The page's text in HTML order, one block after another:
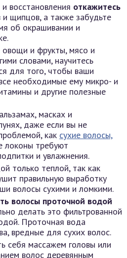
восстановления откажитесь
щипцов, а также забудьте
об окрашивании и
и фрукты, мясо и
словами, научитесь
для того, чтобы ваши
необходимые ему микро- и
и другие полезные
масках и
даже если вы не
как сухие волосы,
локоны требуют
и увлажнения.
только теплой, так как
правильную выработку
волосы сухими и ломкими.
волосы проточной водой
делать это фильтрованной
Проточная вода
вредные для сухих волос.
себя массажем головы или
волос деревянным